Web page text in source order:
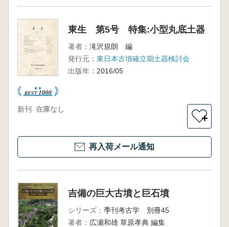
東生 第5号 特集:小型丸底土器
著者： 滝沢規朗 編
発行元： 東日本古墳確立期土器検討会
出版年： 2016/05
新刊 在庫なし
＋
再入荷メール通知
吉備の巨大古墳と巨石墳
シリーズ： 季刊考古学 別冊45
著者： 広瀬和雄 草原孝典 編集